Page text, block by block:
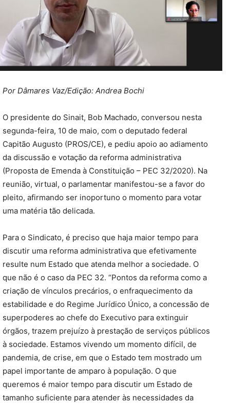
Por Dâmares Vaz/Edição: Andrea Bochi
O presidente do Sinait, Bob Machado, conversou nesta
segunda-feira, 10 de maio, com o deputado federal
Capitão Augusto (PROS/CE), e pediu apoio ao adiamento
da discussão e votação da reforma administrativa
(Proposta de Emenda à Constituição – PEC 32/2020). Na
reunião, virtual, o parlamentar manifestou-se a favor do
pleito, afirmando ser inoportuno o momento para votar
uma matéria tão delicada.
Para o Sindicato, é preciso que haja maior tempo para
discutir uma reforma administrativa que efetivamente
resulte num Estado que atenda melhor a sociedade. O
que não é o caso da PEC 32. “Pontos da reforma como a
criação de vínculos precários, o enfraquecimento da
estabilidade e do Regime Jurídico Único, a concessão de
superpoderes ao chefe do Executivo para extinguir
órgãos, trazem prejuízo à prestação de serviços públicos
à sociedade. Estamos vivendo um momento difícil, de
pandemia, de crise, em que o Estado tem mostrado um
papel importante de amparo à população. O que
queremos é maior tempo para discutir um Estado de
tamanho suficiente para atender às necessidades da